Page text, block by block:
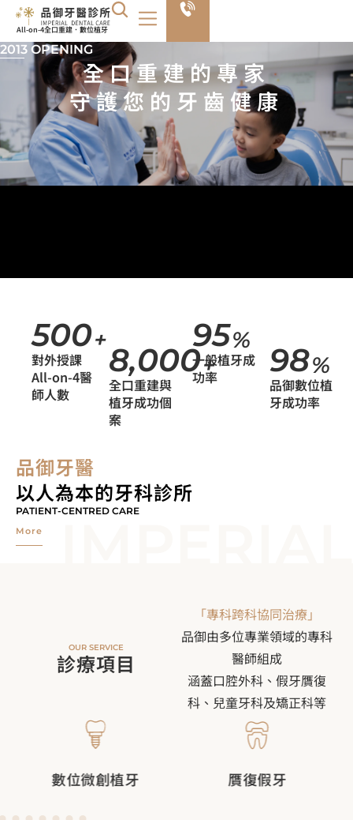
All-on-4全口重建．數位植牙
2013 OPENING
全口重建的專家
守護您的牙齒健康
對外授課
All-on-4醫
師人數
500+
全口重建與
植牙成功個
案
8,000+
一般植牙成
功率
95%
品御數位植
牙成功率
98%
品御牙醫
以人為本的牙科診所
PATIENT-CENTRED CARE
More
OUR SERVICE
診療項目
「專科跨科協同治療」
品御由多位專業領域的專科
醫師組成
涵蓋口腔外科、假牙贋復
科、兒童牙科及矯正科等
數位微創植牙 贋復假牙